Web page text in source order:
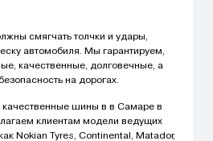
смягчать толчки и удары,
автомобиля. Мы гарантируем,
качественные, долговечные, а
на дорогах.
качественные шины в в Самаре в
клиентам модели ведущих
Nokian Tyres, Continental, Matador,